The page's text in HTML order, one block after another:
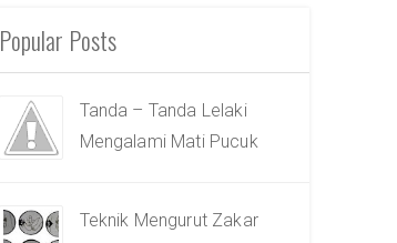
Popular Posts
Tanda – Tanda Lelaki
Mengalami Mati Pucuk
Teknik Mengurut Zakar